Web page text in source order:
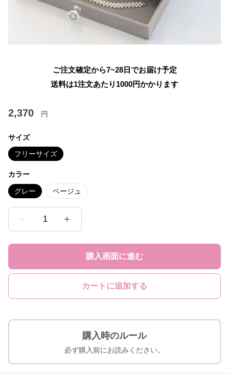
ご注文確定から7~28日でお届け予定
送料は1注文あたり 1000円かかります
2,370 円
サイズ
フリーサイズ
カラー
グレー ベージュ
1
購入画面に進む
カートに追加する
購入時のルール
必ず購入前にお読みください。